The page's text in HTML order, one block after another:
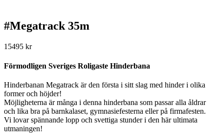
#Megatrack 35m
15495 kr
Förmodligen Sveriges Roligaste Hinderbana
Hinderbanan Megatrack är den första i sitt slag med hinder i olika
former och höjder!
Möjligheterna är många i denna hinderbana som passar alla åldrar
och lika bra på barnkalaset, gymnasiefesterna eller på firmafesten.
Vi lovar spännande lopp och svettiga stunder i den här ultimata
utmaningen!